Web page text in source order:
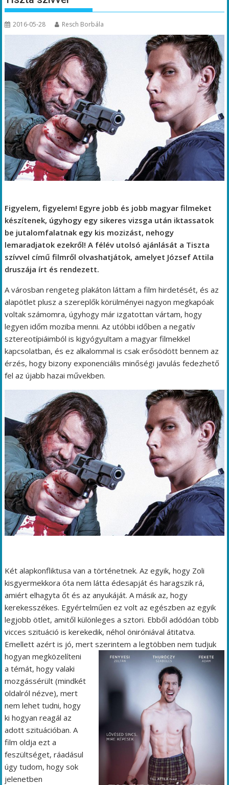
2016-05-28 Resch Borbála
Figyelem, figyelem! Egyre jobb és jobb magyar filmeket
készítenek, úgyhogy egy sikeres vizsga után iktassatok
be jutalomfalatnak egy kis mozizást, nehogy
lemaradjatok ezekről! A félév utolsó ajánlását a Tiszta
szívvel című filmről olvashatjátok, amelyet József Attila
druszája írt és rendezett.
A városban rengeteg plakáton láttam a film hirdetését, és az
alapötlet plusz a szereplők körülményei nagyon megkapóak
voltak számomra, úgyhogy már izgatottan vártam, hogy
legyen időm moziba menni. Az utóbbi időben a negatív
sztereotípiáimból is kigyógyultam a magyar filmekkel
kapcsolatban, és ez alkalommal is csak erősödött bennem az
érzés, hogy bizony exponenciális minőségi javulás fedezhető
fel az újabb hazai művekben.
Két alapkonfliktusa van a történetnek. Az egyik, hogy Zoli
kisgyermekkora óta nem látta édesapját és haragszik rá,
amiért elhagyta őt és az anyukáját. A másik az, hogy
kerekesszékes. Egyértelműen ez volt az egészben az egyik
legjobb ötlet, amitől különleges a sztori. Ebből adódóan több
vicces szituáció is kerekedik, néhol öniróniával átitatva.
Emellett azért is jó, mertszerintem a legtöbben nem tudjuk
hogyan megközelíteni
a témát, hogy valaki
mozgássérült (mindkét
oldalról nézve), mert
nem lehet tudni, hogy
ki hogyan reagál az
adott szituációban. A
film oldja ezt a
feszültséget, ráadásul
úgy tudom, hogy sok
jelenetben